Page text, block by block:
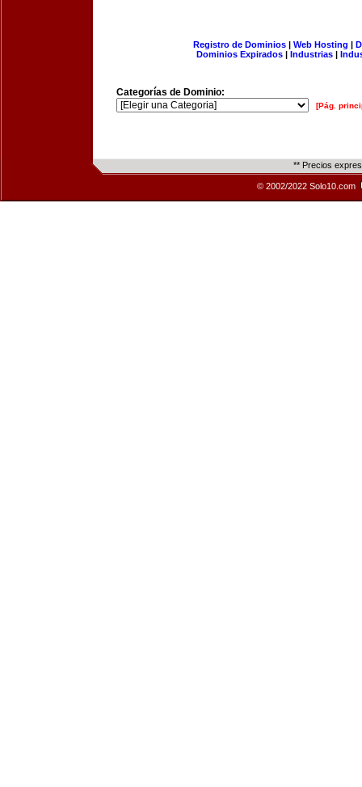
Registro de Dominios| Web Hosting |
Dominios Expirados | Industrias |
Categorías de Dominio:
[Pág.
** Precios
© 2002/2022 Solo10.com